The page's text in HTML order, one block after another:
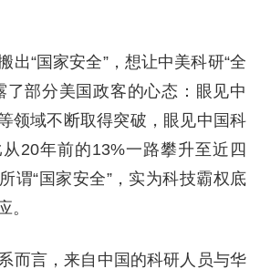
出“国家安全”，想让中美科研“全
了部分美国政客的心态：眼见中
领域不断取得突破，眼见中国科
20年前的13%一路攀升至近四
谓“国家安全”，实为科技霸权底
。
而言，来自中国的科研人员与华